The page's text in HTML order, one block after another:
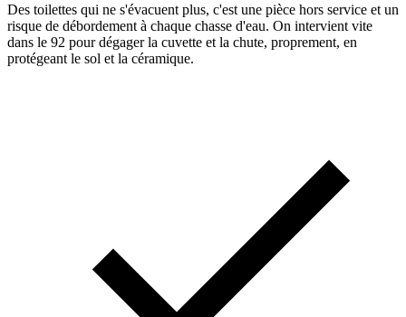
Des toilettes qui ne s'évacuent plus, c'est une pièce hors service et un
risque de débordement à chaque chasse d'eau. On intervient vite
dans le 92 pour dégager la cuvette et la chute, proprement, en
protégeant le sol et la céramique.